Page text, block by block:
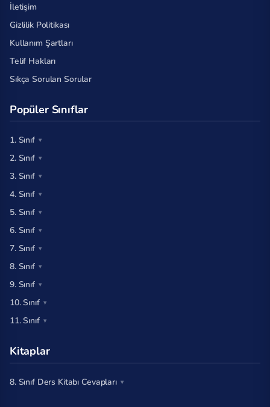
İletişim
Gizlilik Politikası
Kullanım Şartları
Telif Hakları
Sıkça Sorulan Sorular
Popüler Sınıflar
1. Sınıf
2. Sınıf
3. Sınıf
4. Sınıf
5. Sınıf
6. Sınıf
7. Sınıf
8. Sınıf
9. Sınıf
10. Sınıf
11. Sınıf
Kitaplar
8. Sınıf Ders Kitabı Cevapları